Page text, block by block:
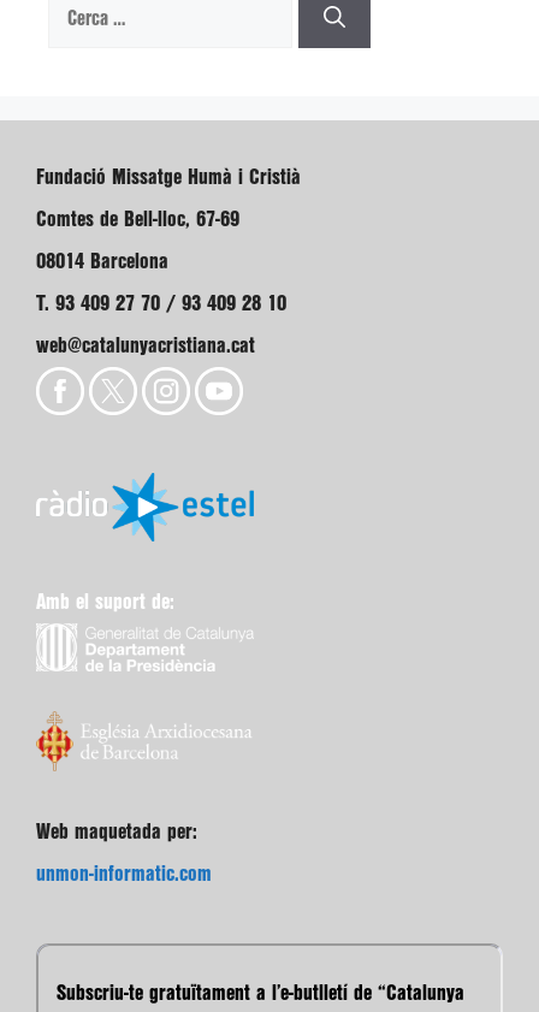
Cerca:
Fundació Missatge Humà i Cristià
Comtes de Bell-lloc, 67-69
08014 Barcelona
T. 93 409 27 70 / 93 409 28 10
web@catalunyacristiana.cat
Amb el suport de:
Web maquetada per:
unmon-informatic.com
Subscriu-te gratuïtament a l’e-butlletí de “Catalunya